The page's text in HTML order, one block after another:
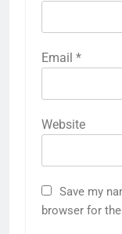
Email *
Website
Save my
browser for